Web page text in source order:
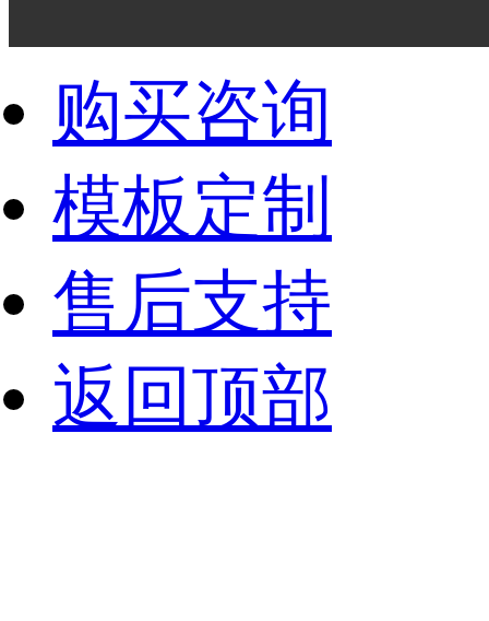
购买咨询
模板定制
售后支持
返回顶部